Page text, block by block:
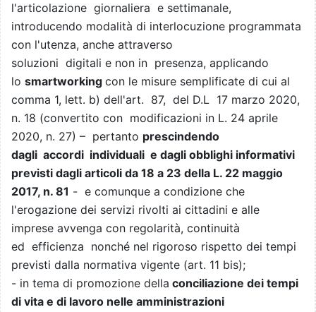
l'articolazione giornaliera e settimanale,
introducendo modalità di interlocuzione programmata
con l'utenza, anche attraverso
soluzioni digitali e non in presenza, applicando
lo smartworking con le misure semplificate di cui al
comma 1, lett. b) dell'art. 87, del D.L 17 marzo 2020,
n. 18 (convertito con modificazioni in L. 24 aprile
2020, n. 27) – pertanto prescindendo
dagli accordi individuali e dagli obblighi informativi
previsti dagli articoli da 18 a 23 della L. 22 maggio
2017, n. 81 - e comunque a condizione che
l'erogazione dei servizi rivolti ai cittadini e alle
imprese avvenga con regolarità, continuità
ed efficienza nonché nel rigoroso rispetto dei tempi
previsti dalla normativa vigente (art. 11 bis);
- in tema di promozione della conciliazione dei tempi
di vita e di lavoro nelle amministrazioni